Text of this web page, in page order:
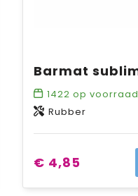
1422 op voorraad
Rubber
€ 4,85